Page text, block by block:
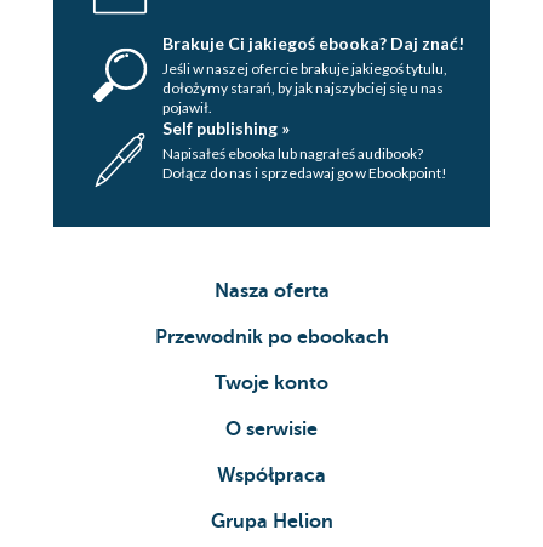
Brakuje Ci jakiegoś ebooka? Daj znać!
Jeśli w naszej ofercie brakuje jakiegoś tytulu,
dołożymy starań, by jak najszybciej się u nas
pojawił.
Self publishing »
Napisałeś ebooka lub nagrałeś audibook?
Dołącz do nas i sprzedawaj go w Ebookpoint!
Nasza oferta
Przewodnik po ebookach
Twoje konto
O serwisie
Współpraca
Grupa Helion